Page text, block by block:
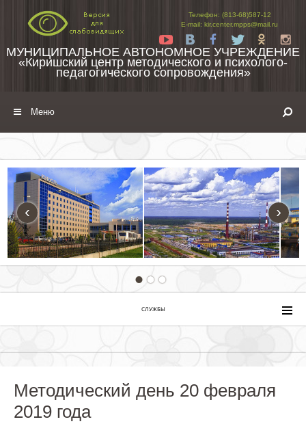
Телефон: (813-68)587-12
E-mail: kir.center.mpps@mail.ru
Yt
Tw
МУНИЦИПАЛЬНОЕ АВТОНОМНОЕ УЧРЕЖДЕНИЕ
«Киришский центр методического и психолого-
педагогического сопровождения»
Меню
‹ ›
СЛУЖБЫ
Методический день 20 февраля
2019 года